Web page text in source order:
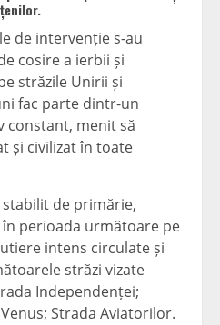
de intervenție s-au
cosire a ierbii și
străzile Unirii și
fac parte dintr-un
constant, menit să
și civilizat în toate
de primărie,
perioada următoare pe
intens circulate și
străzi vizate
Independenței;
Strada Aviatorilor.